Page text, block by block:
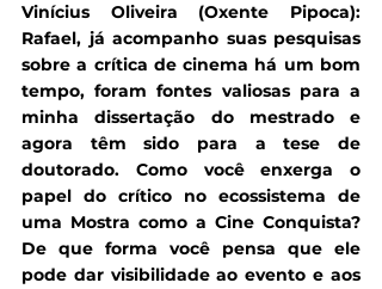
Vinícius Oliveira (Oxente Pipoca):
Rafael, já acompanho suas pesquisas
sobre a crítica de cinema há um bom
tempo, foram fontes valiosas para a
minha dissertação do mestrado e
agora têm sido para a tese de
doutorado. Como você enxerga o
papel do crítico no ecossistema de
uma Mostra como a Cine Conquista?
De que forma você pensa que ele
pode dar visibilidade ao evento e aos